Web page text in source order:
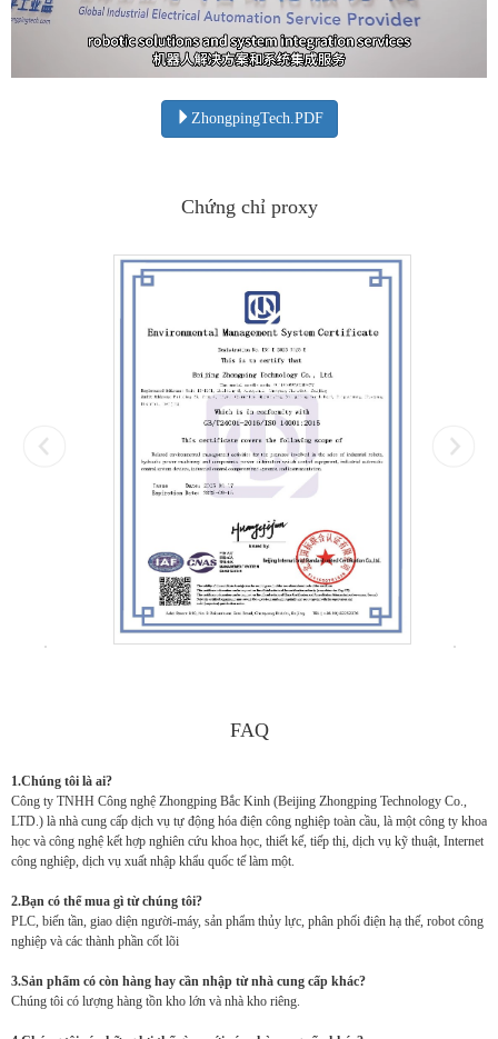
ZhongpingTech.PDF
Chứng chỉ proxy
FAQ
1.Chúng tôi là ai?
Công ty TNHH Công nghệ Zhongping Bắc Kinh (Beijing Zhongping Technology Co.,
LTD.) là nhà cung cấp dịch vụ tự động hóa điện công nghiệp toàn cầu, là một công ty khoa
học và công nghệ kết hợp nghiên cứu khoa học, thiết kế, tiếp thị, dịch vụ kỹ thuật, Internet
công nghiệp, dịch vụ xuất nhập khẩu quốc tế làm một.
2.Bạn có thể mua gì từ chúng tôi?
PLC, biến tần, giao diện người-máy, sản phẩm thủy lực, phân phối điện hạ thế, robot công
nghiệp và các thành phần cốt lõi
3.Sản phẩm có còn hàng hay cần nhập từ nhà cung cấp khác?
Chúng tôi có lượng hàng tồn kho lớn và nhà kho riêng.